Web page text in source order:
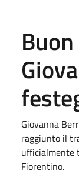
Giovanna
raggiunto il
ufficialmente
Fiorentino.